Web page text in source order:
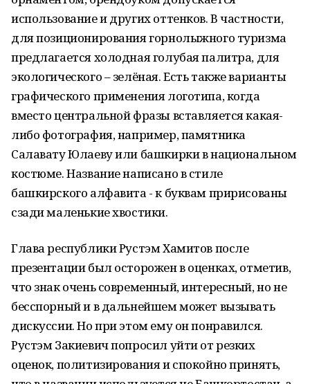
использование и других оттенков. В частности,
для позиционирования горнолыжного туризма
предлагается холодная голубая палитра, для
экологического – зелёная. Есть также варианты
графического применения логотипа, когда
вместо центральной фразы вставляется какая-
либо фотография, например, памятника
Салавату Юлаеву или башкирки в национальном
костюме. Название написано в стиле
башкирского алфавита - к буквам пририсованы
сзади маленькие хвостики.
Глава республики Рустэм Хамитов после
презентации был осторожен в оценках, отметив,
что знак очень современный, интересный, но не
бесспорный и в дальнейшем может вызывать
дискуссии. Но при этом ему он понравился.
Рустэм Закиевич попросил уйти от резких
оценок, политизирования и спокойно принять,